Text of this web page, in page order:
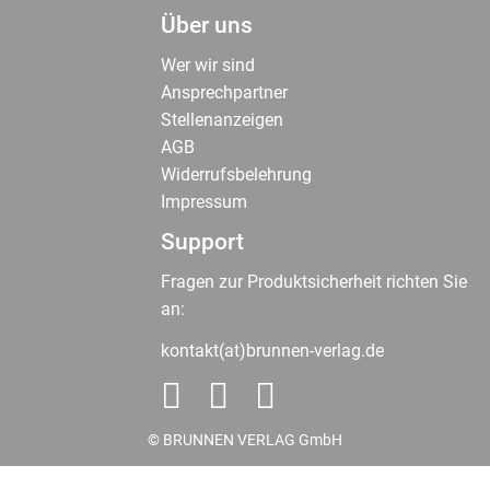
Über uns
Wer wir sind
Ansprechpartner
Stellenanzeigen
AGB
Widerrufsbelehrung
Impressum
Support
Fragen zur Produktsicherheit richten Sie
an:
kontakt(at)brunnen-verlag.de
© BRUNNEN VERLAG GmbH